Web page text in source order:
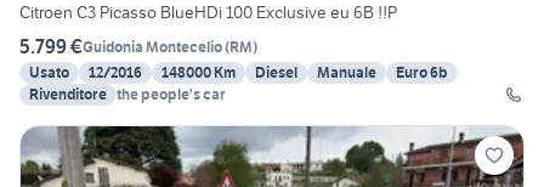
Citroen C3 Picasso BlueHDi 100 Exclusive eu 6B !!P
5.799 €Guidonia Montecelio(RM)
Usato
12/2016 148000 Km Diesel Manuale
Euro 6b
Rivenditore the people's car